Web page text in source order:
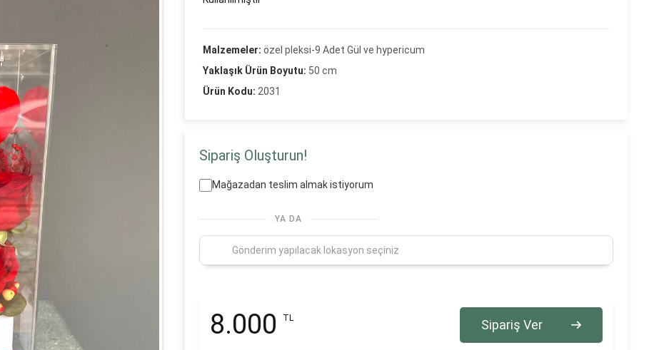
Malzemeler: özel pleksi-9 Adet Gül ve hypericum
Yaklaşık Ürün Boyutu: 50 cm
Ürün Kodu: 2031
Sipariş Oluşturun!
Mağazadan teslim almak istiyorum
YA DA
8.000 TL Sipariş Ver